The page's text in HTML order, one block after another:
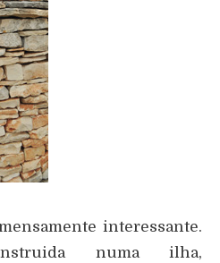
interessante.
numa ilha,